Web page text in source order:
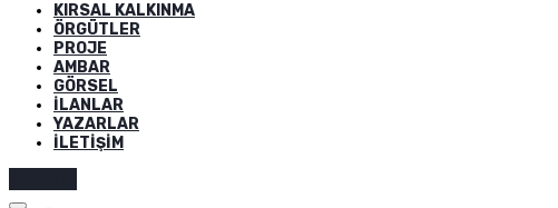
KIRSAL KALKINMA
ÖRGÜTLER
PROJE
AMBAR
GÖRSEL
İLANLAR
YAZARLAR
İLETIŞIM